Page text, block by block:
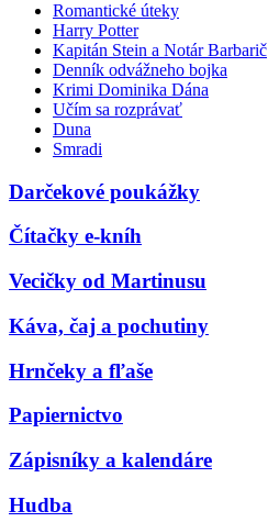
Romantické úteky
Harry Potter
Kapitán Stein a Notár Barbarič
Denník odvážneho bojka
Krimi Dominika Dána
Učím sa rozprávať
Duna
Smradi
Darčekové poukážky
Čítačky e-kníh
Vecičky od Martinusu
Káva, čaj a pochutiny
Hrnčeky a fľaše
Papiernictvo
Zápisníky a kalendáre
Hudba